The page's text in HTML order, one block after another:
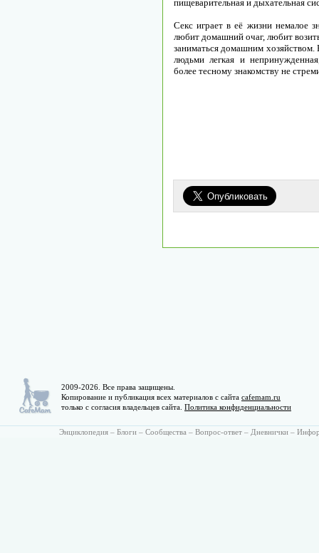
пищеварительная и дыхательная
Секс играет в её жизни немалое
любит домашний очаг, любит
заниматься домашним
людьми легкая и
более тесному знакомству не
2009-2026. Все права защищены.
Копирование и публикация всех материалов с сайта cafemam.ru
только с согласия владельцев сайта. Политика конфиденциальности
Энциклопедия – Блоги – Сообщества – Вопрос-ответ – Дневнички –